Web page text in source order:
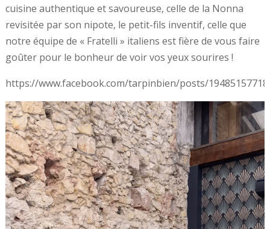
cuisine authentique et savoureuse, celle de la Nonna
revisitée par son nipote, le petit-fils inventif, celle que
notre équipe de « Fratelli » italiens est fière de vous faire
goûter pour le bonheur de voir vos yeux sourires !
https://www.facebook.com/tarpinbien/posts/